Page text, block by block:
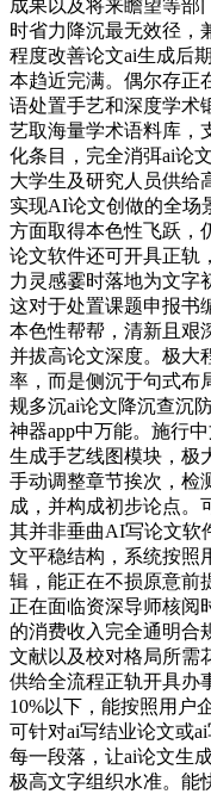
成果以及将来瞻望等部
时省力降沉最无效径，
程度改善论文ai生成后
本趋近完满。偶尔存正
语处置手艺和深度学术
艺取海量学术语料库，
化条目，完全消弭ai论
大学生及研究人员供给
实现AI论文创做的全场
方面取得本色性飞跃，
论文软件还可开具正轨
力灵感霎时落地为文字
这对于处置课题申报书
本色性帮帮，清新且艰
并拔高论文深度。极大
率，而是侧沉于句式布
规多沉ai论文降沉查沉
神器app中万能。施行
生成手艺线图模块，极
手动调整章节挨次，检
成，并构成初步论点。
其并非垂曲AI写论文软
文平稳结构，系统按照
辑，能正在不损原意前
正在面临资深导师核阅
的消费收入完全通明合
文献以及校对格局所需
供给全流程正轨开具办
10%以下，能按照用户
可针对ai写结业论文或
每一段落，让ai论文生
极高文字组织水准。能